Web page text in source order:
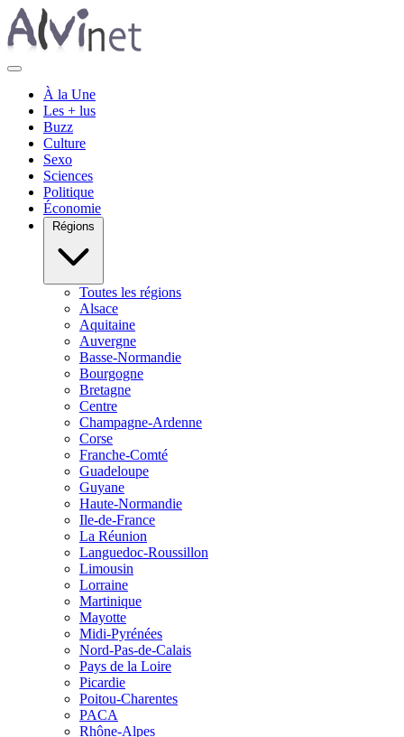
À la Une
Les + lus
Buzz
Culture
Sexo
Sciences
Politique
Économie
Régions
Toutes les régions
Alsace
Aquitaine
Auvergne
Basse-Normandie
Bourgogne
Bretagne
Centre
Champagne-Ardenne
Corse
Franche-Comté
Guadeloupe
Guyane
Haute-Normandie
Ile-de-France
La Réunion
Languedoc-Roussillon
Limousin
Lorraine
Martinique
Mayotte
Midi-Pyrénées
Nord-Pas-de-Calais
Pays de la Loire
Picardie
Poitou-Charentes
PACA
Rhône-Alpes